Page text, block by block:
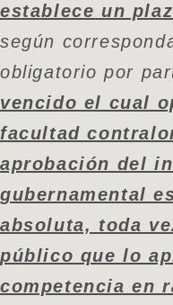
establece un
según
obligatorio por
vencido el cual
facultad
aprobación del
gubernamental
absoluta, toda
público que lo
competencia en